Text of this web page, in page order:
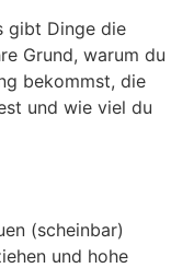
gibt Dinge die
Grund, warum du
bekommst, die
und wie viel du
(scheinbar)
und hohe